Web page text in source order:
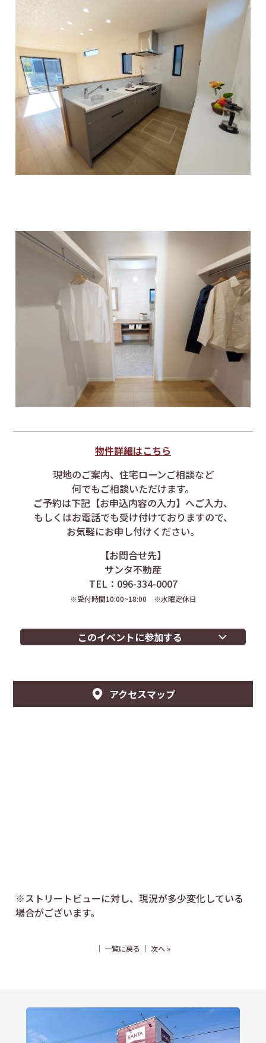
物件詳細はこちら
現地のご案内、住宅ローンご相談など
何でもご相談いただけます。
ご予約は下記【お申込内容の入力】へご入力、
もしくはお電話でも受け付けておりますので、
お気軽にお申し付けください。
【お問合せ先】
サンタ不動産
TEL：096-334-0007
※受付時間10:00~18:00 ※水曜定休日
このイベントに参加する
アクセスマップ
※ストリートビューに対し、現況が多少変化している
場合がございます。
｜ 一覧に戻る ｜ 次へ»